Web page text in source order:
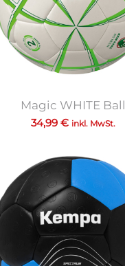
Magic WHITE Ball
34,99€ inkl. MwSt.